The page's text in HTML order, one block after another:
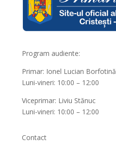
Program audiente:
Primar: Ionel Lucian Borfotină
Luni-vineri: 10:00 – 12:00
Viceprimar: Liviu Stănuc
Luni-vineri: 10:00 – 12:00
Contact